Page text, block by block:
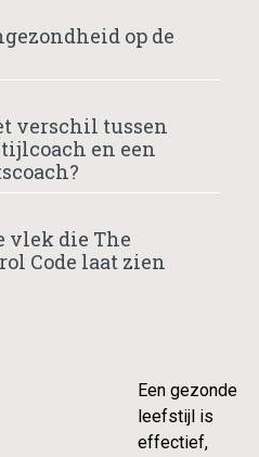
op de
verschil tussen
en een
vlek die The
Code laat zien
Een gezonde
leefstijl is
effectief,